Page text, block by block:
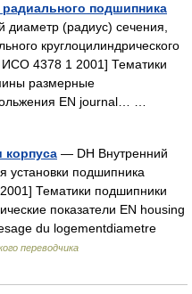
подшипника
(радиус) сечения,
круглоцилиндрического
4378 1 2001] Тематики
размерные
EN journal… …
корпуса — DH Внутренний
установки подшипника
Тематики подшипники
показатели EN housing
du logementdiametre
переводчика